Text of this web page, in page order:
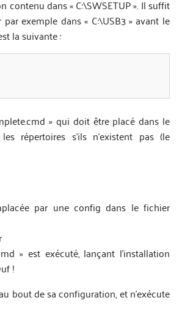
contenu dans « C:\SWSETUP ». Il suffit
exemple dans « C:\USB3 » avant le
la suivante :
» qui doit être placé dans le
répertoires s’ils n’existent pas (le
par une config dans le fichier
» est exécuté, lançant l’installation
!
bout de sa configuration, et n’exécute